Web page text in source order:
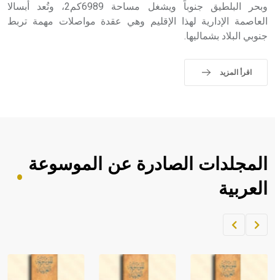
وبحر البلطيق جنوباً ويشغل مساحة 6989كم2، وتُعد أبسالا
العاصمة الإدارية لهذا الإقليم وهي عقدة مواصلات مهمة تربط
جنوبي البلاد بشماليها.
اقرأ المزيد
المجلدات الصادرة عن الموسوعة
العربية